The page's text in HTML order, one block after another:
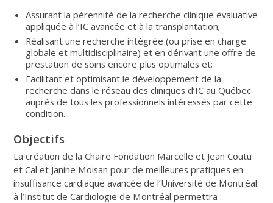
Assurant la pérennité de la recherche clinique évaluative
appliquée à l’IC avancée et à la transplantation;
Réalisant une recherche intégrée (ou prise en charge
globale et multidisciplinaire) et en dérivant une offre de
prestation de soins encore plus optimales et;
Facilitant et optimisant le développement de la
recherche dans le réseau des cliniques d’IC au Québec
auprès de tous les professionnels intéressés par cette
condition.
Objectifs
La création de la Chaire Fondation Marcelle et Jean Coutu
et Cal et Janine Moisan pour de meilleures pratiques en
insuffisance cardiaque avancée de l’Université de Montréal
à l’Institut de Cardiologie de Montréal permettra :